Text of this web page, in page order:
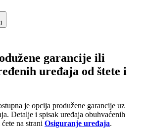
garancije ili
uređaja od štete i
je opcija produžene garancije uz
Detalje i spisak uređaja obuhvaćenih
na strani Osiguranje uređaja.